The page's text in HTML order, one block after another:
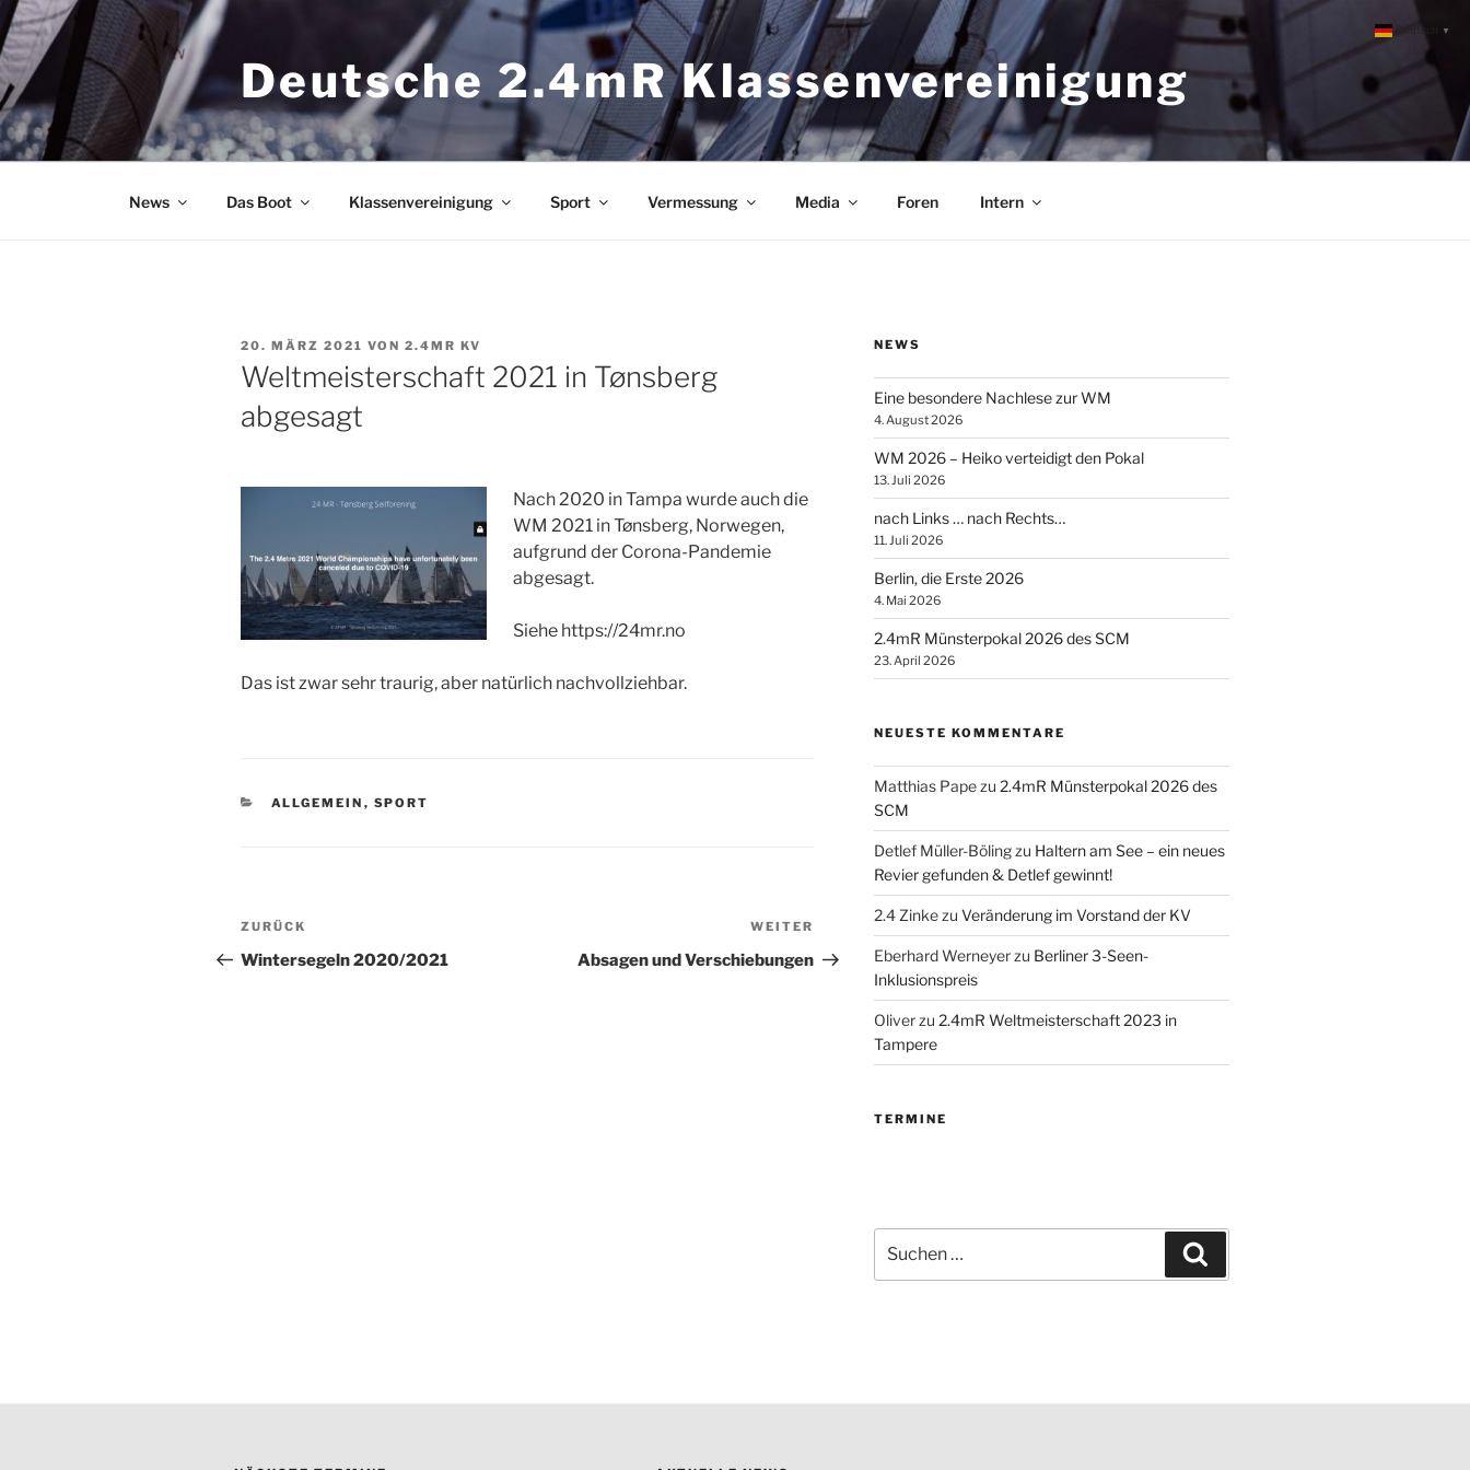
Zum
Inhalt
springen
Deutsche 2.4mR Klassenvereinigung
News Das Boot Klassenvereinigung Sport Vermessung Media Foren Intern
VERÖFFENTLICHT
AM
20. MÄRZ 2021 VON 2.4MR KV
Weltmeisterschaft 2021 in Tønsberg
abgesagt
Nach 2020 in Tampa wurde auch die
WM 2021 in Tønsberg, Norwegen,
aufgrund der Corona-Pandemie
abgesagt.
Siehe https://24mr.no
Das ist zwar sehr traurig, aber natürlich nachvollziehbar.
KATEGORIEN
ALLGEMEIN , SPORT
Beitragsnavigation
Vorheriger
Beitrag
ZURÜCK
Wintersegeln 2020/2021
Beitrag
WEITER
Absagen und Verschiebungen
NEWS
Eine besondere Nachlese zur WM
4. August 2026
WM 2026 – Heiko verteidigt den Pokal
13. Juli 2026
nach Links … nach Rechts…
11. Juli 2026
Berlin, die Erste 2026
4. Mai 2026
2.4mR Münsterpokal 2026 des SCM
23. April 2026
NEUESTE KOMMENTARE
Matthias Papezu 2.4mR Münsterpokal 2026 des
SCM
Detlef Müller-Bölingzu Haltern am See – ein neues
Revier gefunden & Detlef gewinnt!
2.4 Zinkezu Veränderung im Vorstand der KV
Eberhard Werneyerzu Berliner 3-Seen-
Inklusionspreis
Oliverzu 2.4mR Weltmeisterschaft 2023 in
Tampere
TERMINE
nach:
▼